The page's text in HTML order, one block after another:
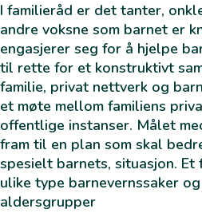
I familieråd er det tanter,
andre voksne som barnet er
engasjerer seg for å hjelpe
til rette for et konstruktivt
familie, privat nettverk og
et møte mellom familiens
offentlige instanser. Målet
fram til en plan som skal
spesielt barnets, situasjon. Et
ulike type barnevernssaker
aldersgrupper